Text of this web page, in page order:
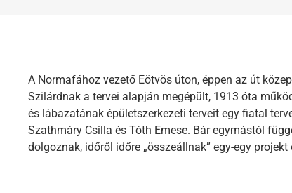
A Normafához vezető Eötvös úton, éppen az út
Szilárdnak a tervei alapján megépült, 1913 óta
és lábazatának épületszerkezeti terveit egy fiatal
Szathmáry Csilla és Tóth Emese. Bár egymástól
dolgoznak, időről időre „összeállnak” egy-egy projekt